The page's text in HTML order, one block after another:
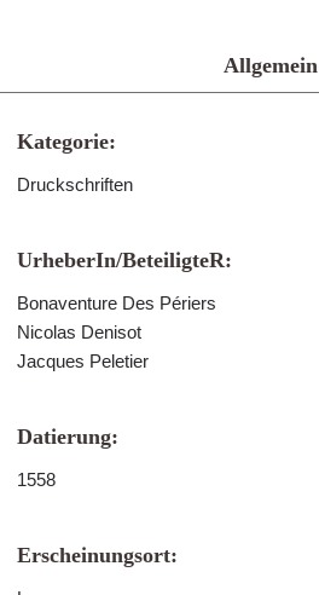
Allgemein
Kategorie:
Druckschriften
UrheberIn/BeteiligteR:
Bonaventure Des Périers
Nicolas Denisot
Jacques Peletier
Datierung:
1558
Erscheinungsort: